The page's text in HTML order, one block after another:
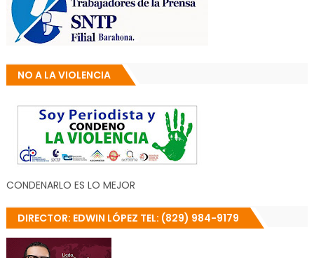
NO A LA VIOLENCIA
CONDENARLO ES LO MEJOR
DIRECTOR: EDWIN LÓPEZ TEL: (829) 984-9179